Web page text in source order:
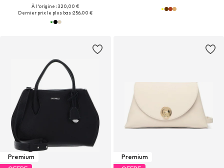
À l'origine : 320,00 €
Dernier prix le plus bas :256,00 €
Premium
Premium